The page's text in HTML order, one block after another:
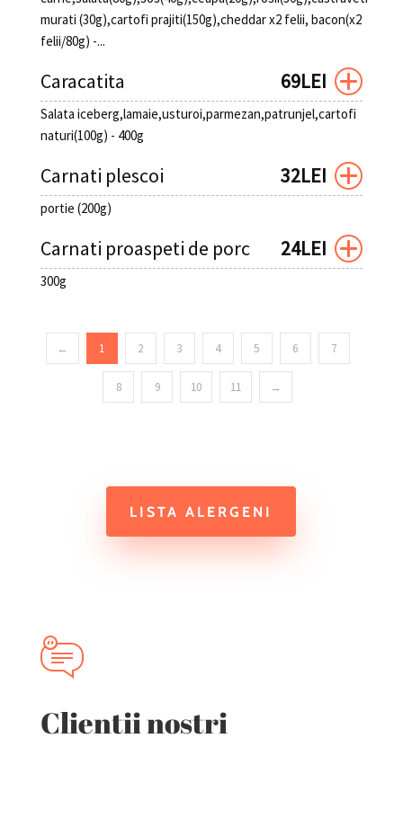
murati (30g),cartofi prajiti(150g),cheddar x2 felii, bacon(x2
felii/80g) -...
Caracatita 69LEI
Salata iceberg,lamaie,usturoi,parmezan,patrunjel,cartofi
naturi(100g) - 400g
Carnati plescoi 32LEI
portie (200g)
Carnati proaspeti de porc 24LEI
300g
← 1 2 3 4 5 6 7
8 9 10 11 →
LISTA ALERGENI
Clientii nostri